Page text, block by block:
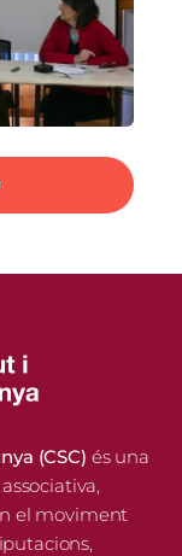
(CSC) és una
el moviment